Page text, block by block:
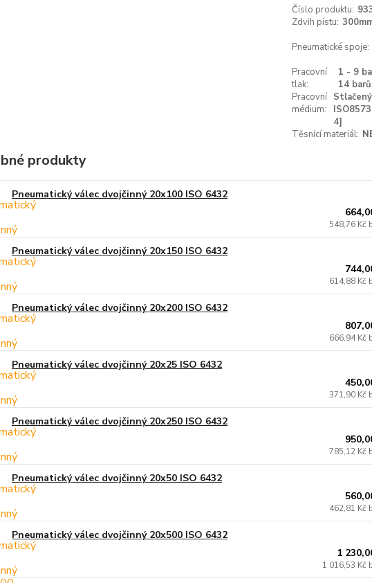
Číslo produktu:
Zdvih pístu:
Pneumatické spoje:
Pracovní
tlak:
1 - 9
14 barů
Pracovní
médium:
4]
Těsnící materiál:
produkty
Pneumatický válec dvojčinný 20x100 ISO 6432
548,76 Kč
Pneumatický válec dvojčinný 20x150 ISO 6432
614,88 Kč
Pneumatický válec dvojčinný 20x200 ISO 6432
666,94 Kč
Pneumatický válec dvojčinný 20x25 ISO 6432
371,90 Kč
Pneumatický válec dvojčinný 20x250 ISO 6432
785,12 Kč
Pneumatický válec dvojčinný 20x50 ISO 6432
462,81 Kč
Pneumatický válec dvojčinný 20x500 ISO 6432
1
1 016,53 Kč